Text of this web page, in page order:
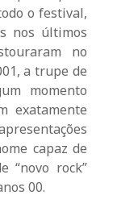
o festival,
nos últimos
no
a trupe de
momento
exatamente
capaz de
“novo rock”
00.